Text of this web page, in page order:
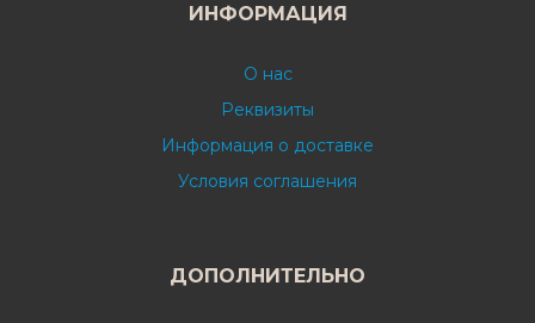
ИНФОРМАЦИЯ
О нас
Реквизиты
Информация о доставке
Условия соглашения
ДОПОЛНИТЕЛЬНО